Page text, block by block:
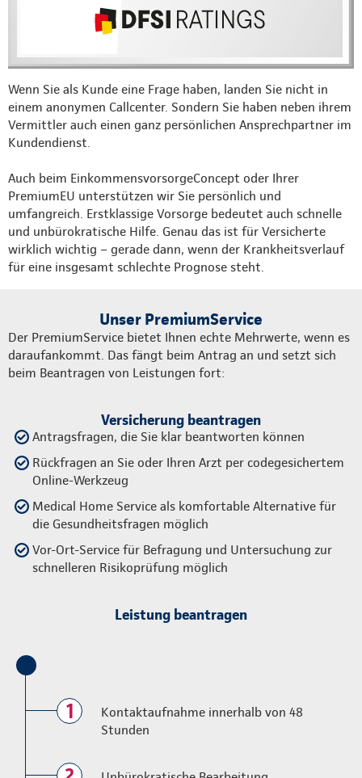
Wenn Sie als Kunde eine Frage haben, landen Sie nicht in
einem anonymen Callcenter. Sondern Sie haben neben ihrem
Vermittler auch einen ganz persönlichen Ansprechpartner im
Kundendienst.
Auch beim EinkommensvorsorgeConcept oder Ihrer
PremiumEU unterstützen wir Sie persönlich und
umfangreich. Erstklassige Vorsorge bedeutet auch schnelle
und unbürokratische Hilfe. Genau das ist für Versicherte
wirklich wichtig – gerade dann, wenn der Krankheitsverlauf
für eine insgesamt schlechte Prognose steht.
Unser PremiumService
Der PremiumService bietet Ihnen echte Mehrwerte, wenn es
daraufankommt. Das fängt beim Antrag an und setzt sich
beim Beantragen von Leistungen fort:
Versicherung beantragen
Antragsfragen, die Sie klar beantworten können
Rückfragen an Sie oder Ihren Arzt per codegesichertem
Online-Werkzeug
Medical Home Service als komfortable Alternative für
die Gesundheitsfragen möglich
Vor-Ort-Service für Befragung und Untersuchung zur
schnelleren Risikoprüfung möglich
Leistung beantragen
1
Kontaktaufnahme innerhalb von 48
Stunden